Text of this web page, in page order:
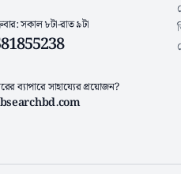
সকাল ৮টা-রাত ৯টা
ব্যাপারে সাহায্যের প্রয়োজন?